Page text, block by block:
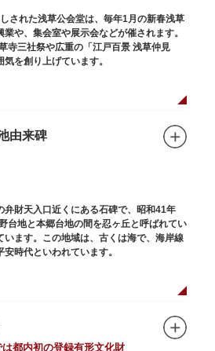
された浅草公会堂は、毎年1月の新春浅草
や、集会室や展示会などが催されます。
寺三社祭や広重の「江戸百景 浅草仲見
を創り上げています。
由来碑
財天入口近くにある石碑で、昭和41年
台地と本郷台地の間を忍ヶ丘と呼ばれてい
ます。この地域は、古くは海で、海岸線
時代といわれています。
は都内初の登録有形文化財